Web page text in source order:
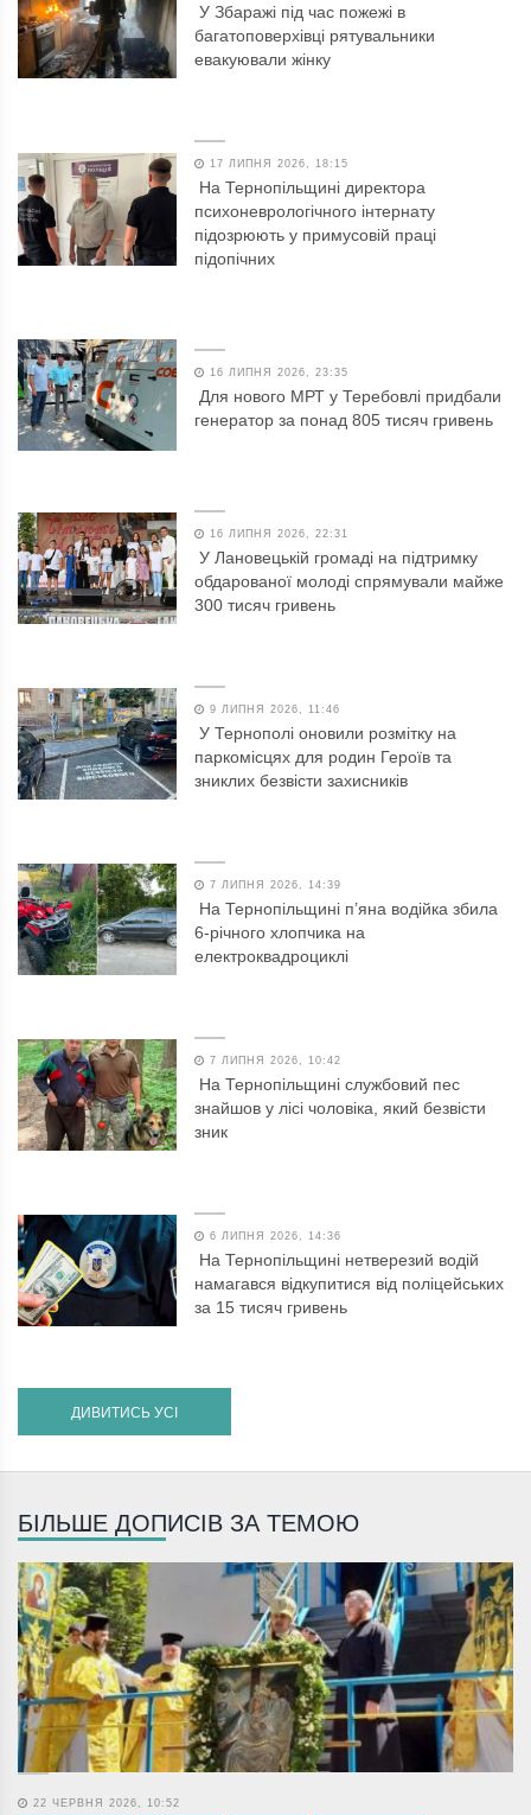
У Збаражі під час пожежі в
багатоповерхівці рятувальники
евакуювали жінку
17 ЛИПНЯ 2026, 18:15
На Тернопільщині директора
психоневрологічного інтернату
підозрюють у примусовій праці
підопічних
16 ЛИПНЯ 2026, 23:35
Для нового МРТ у Теребовлі придбали
генератор за понад 805 тисяч гривень
16 ЛИПНЯ 2026, 22:31
У Лановецькій громаді на підтримку
обдарованої молоді спрямували майже
300 тисяч гривень
9 ЛИПНЯ 2026, 11:46
У Тернополі оновили розмітку на
паркомісцях для родин Героїв та
зниклих безвісти захисників
7 ЛИПНЯ 2026, 14:39
На Тернопільщині п’яна водійка збила
6-річного хлопчика на
електроквадроциклі
7 ЛИПНЯ 2026, 10:42
На Тернопільщині службовий пес
знайшов у лісі чоловіка, який безвісти
зник
6 ЛИПНЯ 2026, 14:36
На Тернопільщині нетверезий водій
намагався відкупитися від поліцейських
за 15 тисяч гривень
ДИВИТИСЬ УСІ
БІЛЬШЕ ДОПИСІВ ЗА ТЕМОЮ
22 ЧЕРВНЯ 2026, 10:52